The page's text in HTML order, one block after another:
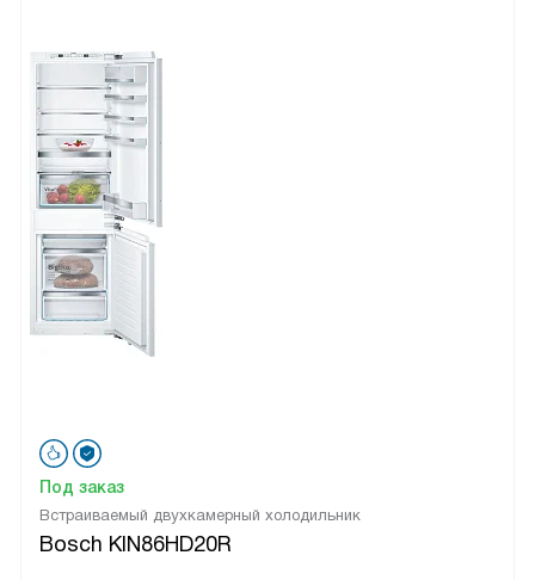
Встраиваемый двухкамерный холодильник
Bosch KIN86HD20R
Под заказ